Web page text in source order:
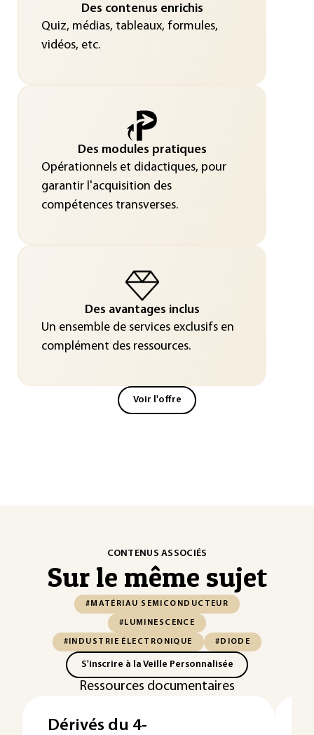
Des contenus enrichis
Quiz, médias, tableaux, formules,
vidéos, etc.
Des modules pratiques
Opérationnels et didactiques, pour
garantir l'acquisition des
compétences transverses.
Des avantages inclus
Un ensemble de services exclusifs en
complément des ressources.
Voir l'offre
CONTENUS ASSOCIÉS
Sur le même sujet
#MATÉRIAU SEMICONDUCTEUR
#LUMINESCENCE
#INDUSTRIE ÉLECTRONIQUE #DIODE
S'inscrire à la Veille Personnalisée
Ressources documentaires
Dérivés du 4-